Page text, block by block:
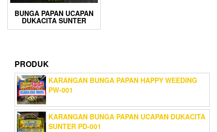
BUNGA PAPAN UCAPAN
DUKACITA SUNTER
PRODUK
KARANGAN BUNGA PAPAN HAPPY WEEDING
PW-001
KARANGAN BUNGA PAPAN UCAPAN DUKACITA
SUNTER PD-001